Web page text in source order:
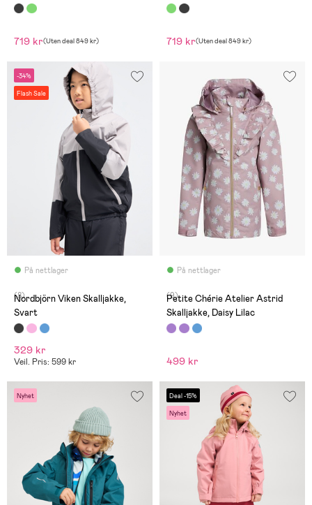
719 kr(Uten deal849 kr) 719 kr(Uten deal849 kr)
-34%
Flash Sale
På nettlager
(8)
Nordbjörn Viken Skalljakke,
Svart
329 kr
Veil. Pris: 599 kr
På nettlager
(9)
Petite Chérie Atelier Astrid
Skalljakke, Daisy Lilac
499 kr
Nyhet Deal -15%
Nyhet